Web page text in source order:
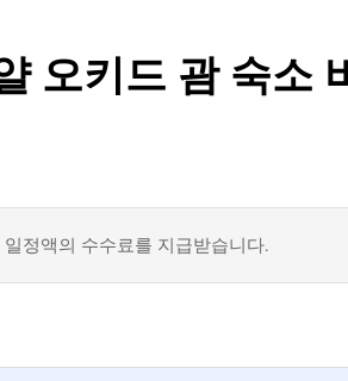
오키드 괌 숙소
정액의 수수료를 지급받습니다.